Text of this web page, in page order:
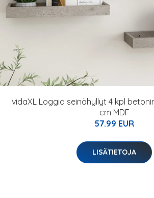
vidaXL Loggia seinähyllyt 4 kpl
cm MDF
57.99 EUR
LISÄTIETOJA